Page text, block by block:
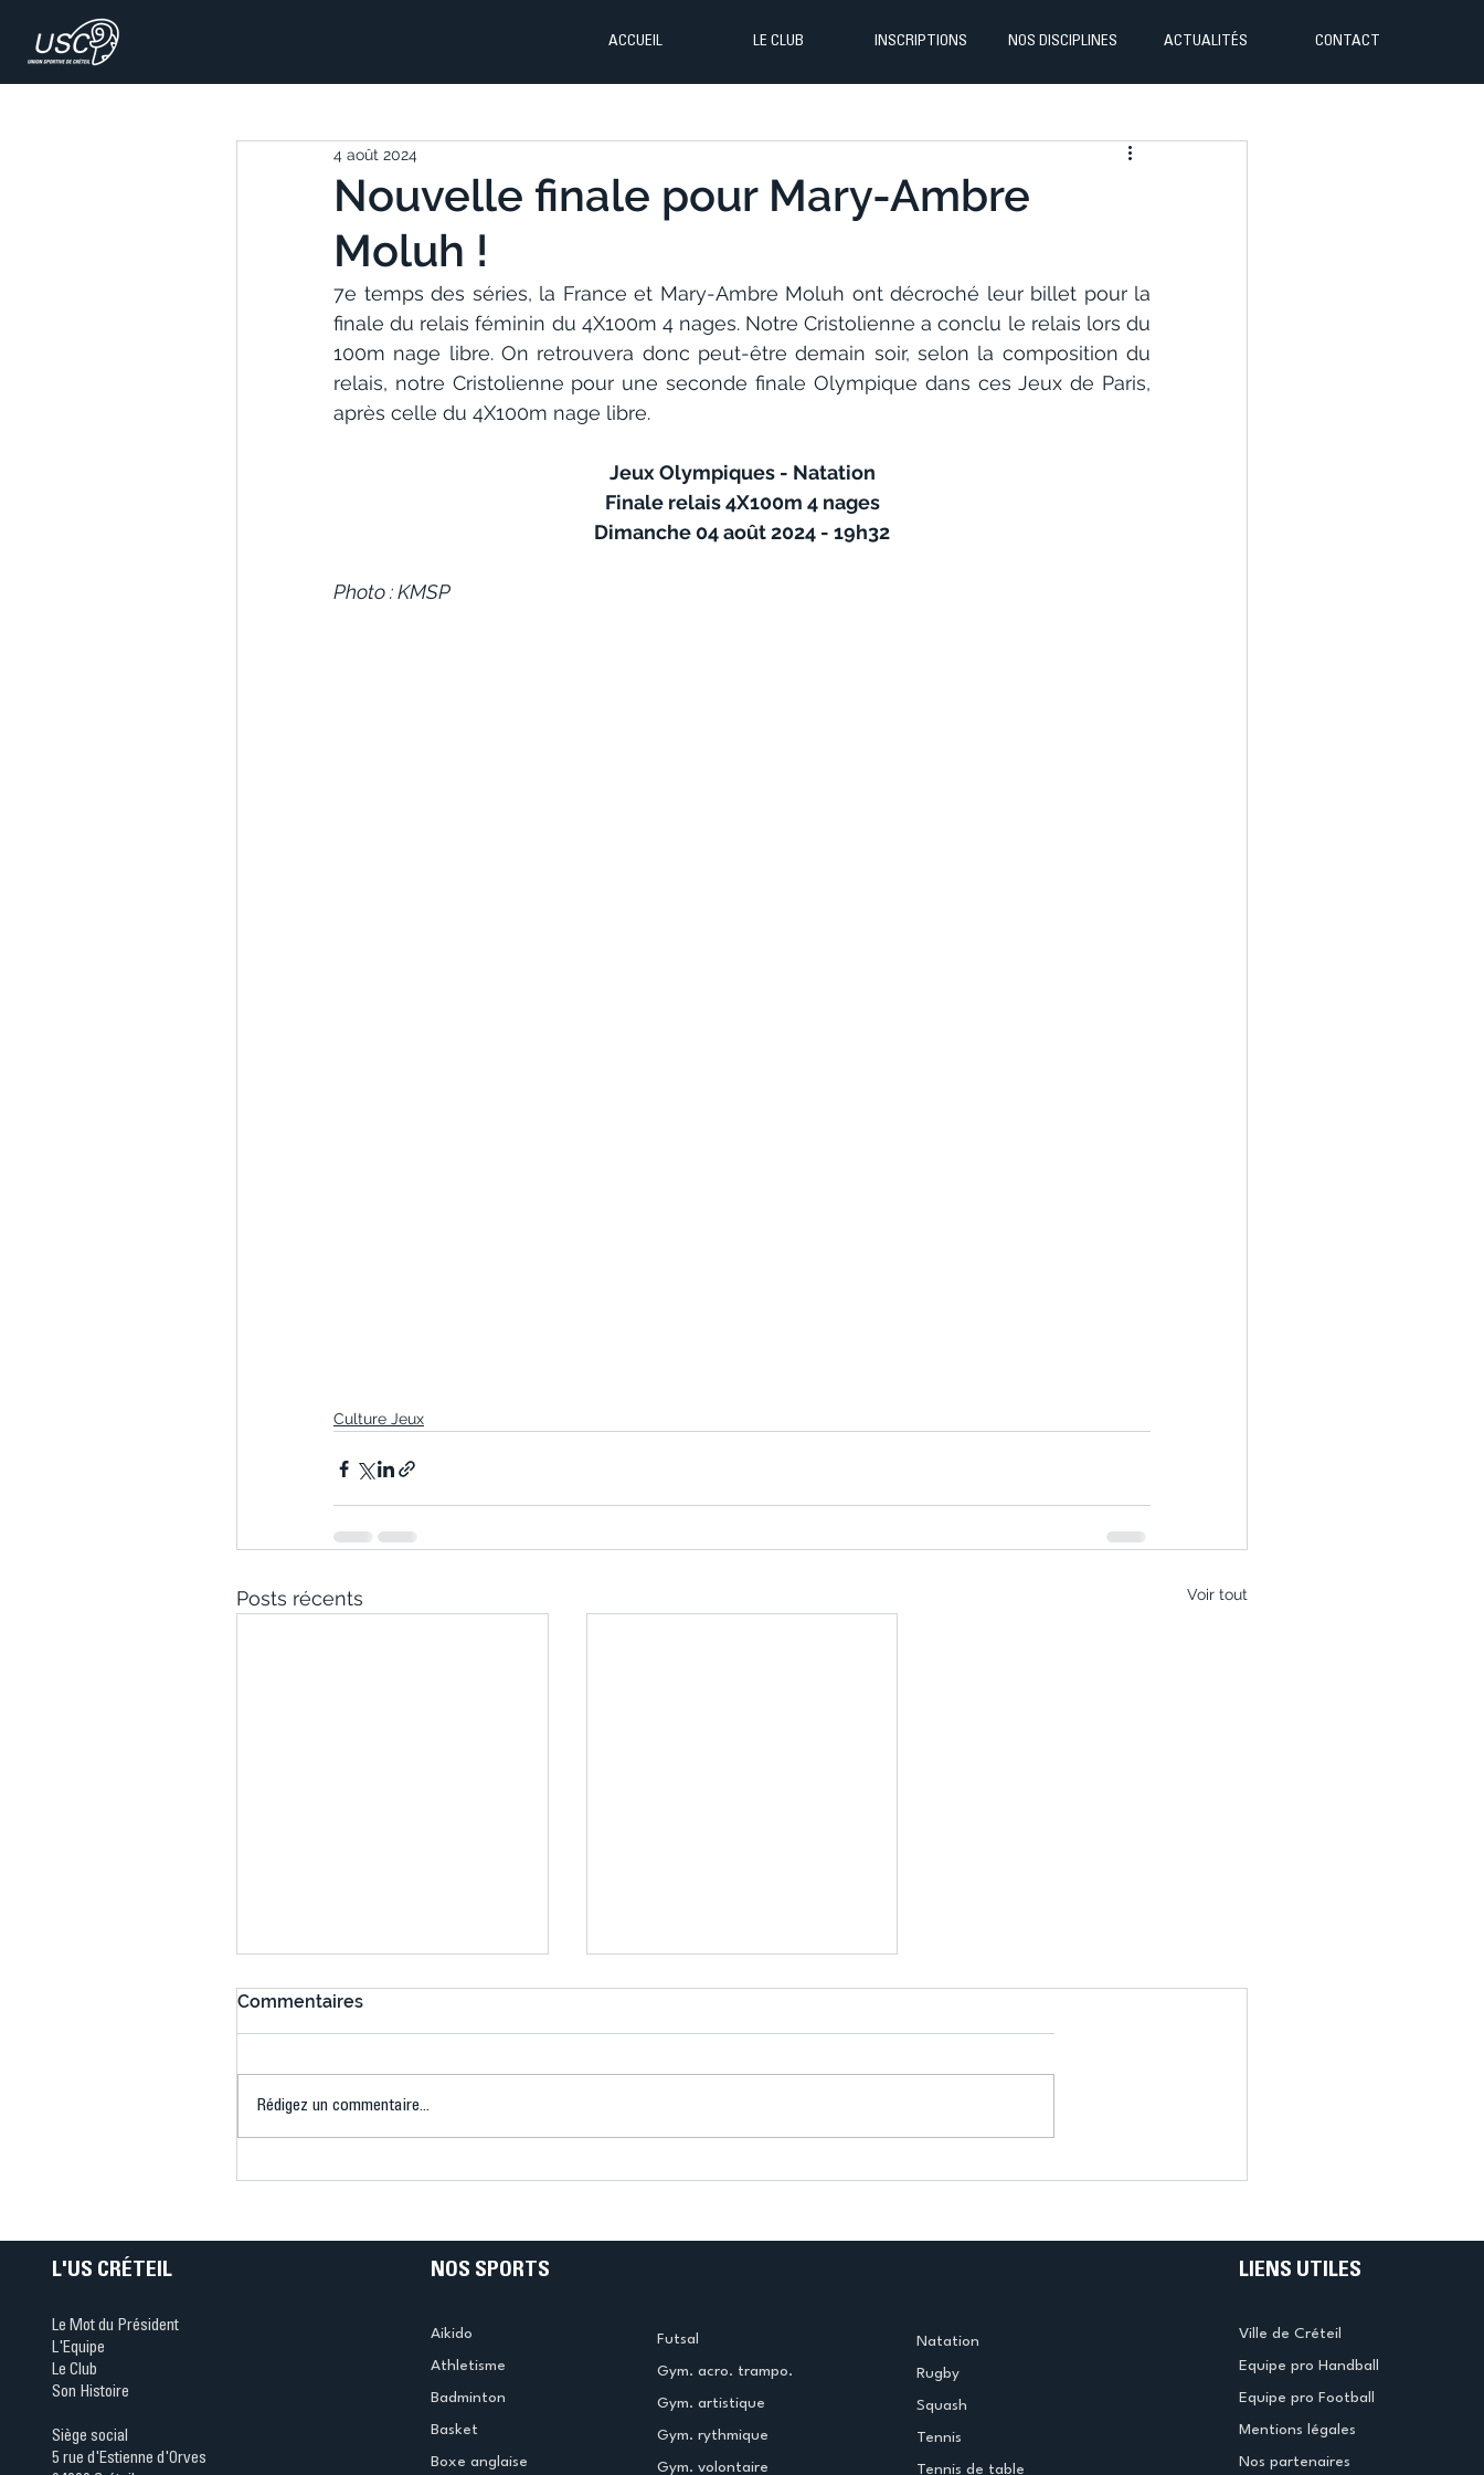
ACCUEIL LE CLUB INSCRIPTIONS NOS DISCIPLINES ACTUALITÉS CONTACT
Nouvelle finale pour Mary-Ambre
Moluh !
4 août 2024
7e temps des séries, la France et Mary-Ambre Moluh ont décroché leur billet pour la
finale du relais féminin du 4X100m 4 nages. Notre Cristolienne a conclu le relais lors du
100m nage libre. On retrouvera donc peut-être demain soir, selon la composition du
relais, notre Cristolienne pour une seconde finale Olympique dans ces Jeux de Paris,
après celle du 4X100m nage libre.
Jeux Olympiques - Natation
Finale relais 4X100m 4 nages
Dimanche 04 août 2024 - 19h32
Photo : KMSP
Culture Jeux
Posts récents Voir tout
Commentaires
Rédigez un commentaire...
L'US CRÉTEIL
Le Mot du Président
L'Equipe
Le Club
Son Histoire
Siège social
5 rue d'Estienne d'Orves
NOS SPORTS
Aikido
Athletisme
Badminton
Basket
Boxe anglaise
Futsal
Gym. acro. trampo.
Gym. artistique
Gym. rythmique
Gym. volontaire
Natation
Rugby
Squash
Tennis
Tennis de table
LIENS UTILES
Ville de Créteil
Equipe pro Handball
Equipe pro Football
Mentions légales
Nos partenaires